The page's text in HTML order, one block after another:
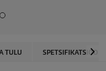
TULU